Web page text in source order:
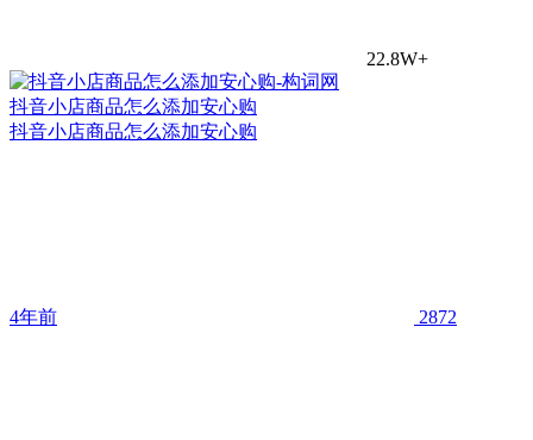
22.8W+
抖音小店商品怎么添加安心购
抖音小店商品怎么添加安心购
4年前 2872